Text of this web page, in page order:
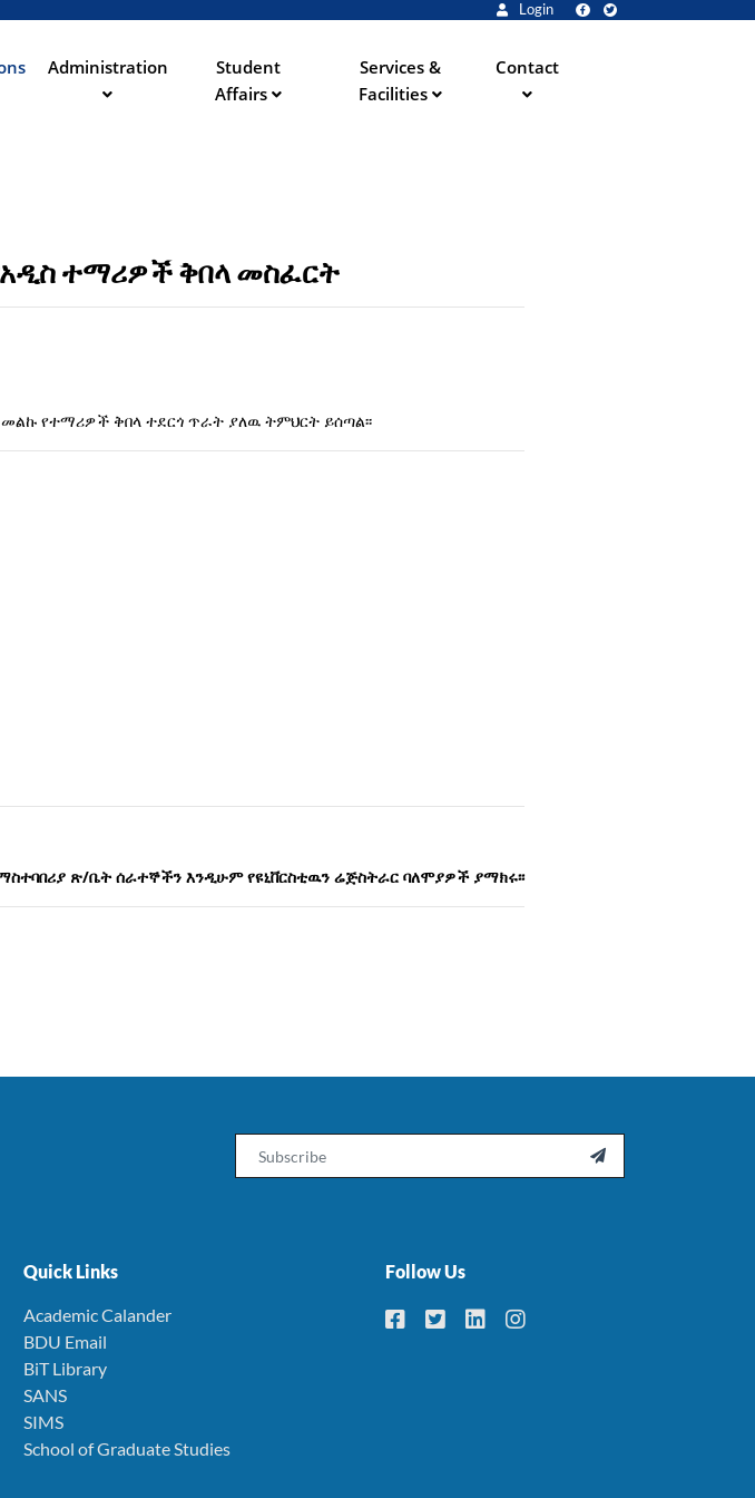
contenu
Login
Administration
Student
Affairs
Services &
Facilities
Contact
ተማሪዎች ቅበላ መስፈርት
የተማሪዎች ቅበላ ተደርጎ ጥራት ያለዉ ትምህርት ይሰጣል፡፡
ጽ/ቤት ሰራተኞችን እንዲሁም የዩኒቨርስቲዉን ሬጅስትራር ባለሞያዎች ያማክሩ፡፡

Quick Links
Academic Calander
BDU Email
BiT Library
SANS
SIMS
School of Graduate Studies
Follow Us